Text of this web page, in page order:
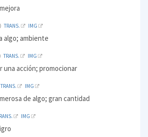
TRANS. IMG
algo; ambiente
TRANS. IMG
una acción; promocionar
TRANS. IMG
de algo; gran cantidad
IMG